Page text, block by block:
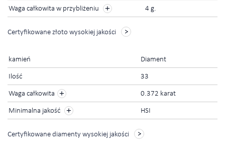
Waga całkowita w przybliżeniu 4 g.
Certyfikowane złoto wysokiej jakości
kamień Diament
Ilość 33
Waga całkowita + 0.372 karat
Minimalna jakość + HSI
Certyfikowane diamenty wysokiej jakości